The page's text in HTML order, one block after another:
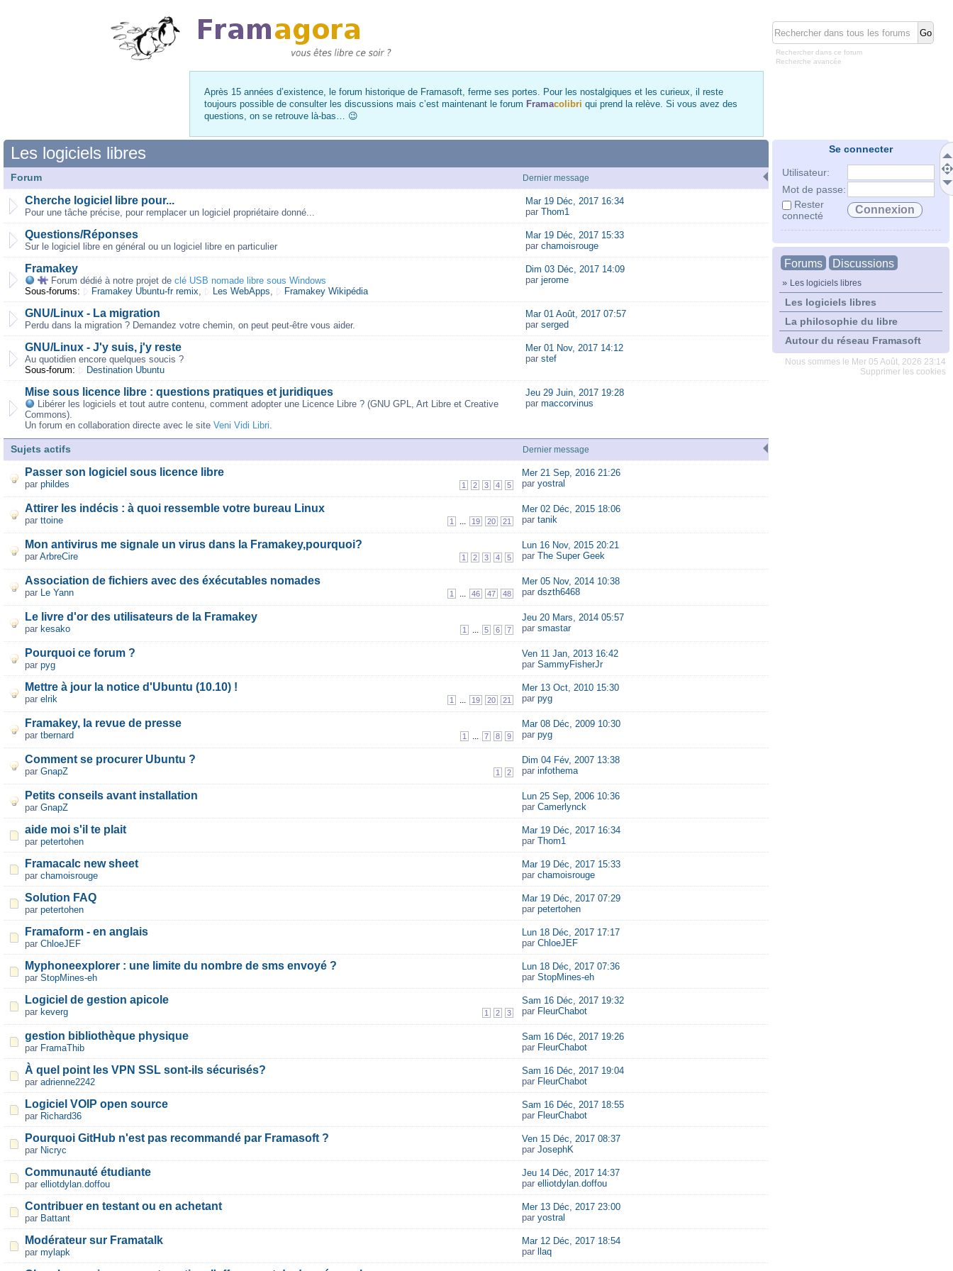
Rechercher dans ce forum
Recherche avancée
Après 15 années d’existence, le forum historique de Framasoft, ferme ses portes. Pour les nostalgiques et les curieux, il reste
toujours possible de consulter les discussions mais c’est maintenant le forum Framacolibri qui prend la relève. Si vous avez des
questions, on se retrouve là-bas… 😉
Se connecter
Utilisateur:
Mot de passe:
Rester
connecté
Forums Discussions
» Les logiciels libres
Les logiciels libres
La philosophie du libre
Autour du réseau Framasoft
Nous sommes le Mer 05 Août, 2026 23:14
Supprimer les cookies
Les logiciels libres
Forum Dernier message
Cherche logiciel libre pour...
Pour une tâche précise, pour remplacer un logiciel propriétaire donné...
Mar 19 Déc, 2017 16:34
par Thom1
Questions/Réponses
Sur le logiciel libre en général ou un logiciel libre en particulier
Mar 19 Déc, 2017 15:33
par chamoisrouge
Framakey
Forum dédié à notre projet de clé USB nomade libre sous Windows
Sous-forums:
Framakey Ubuntu-fr remix, Les WebApps, Framakey Wikipédia
Dim 03 Déc, 2017 14:09
par jerome
GNU/Linux - La migration
Perdu dans la migration ? Demandez votre chemin, on peut peut-être vous aider.
Mar 01 Août, 2017 07:57
par serged
GNU/Linux - J'y suis, j'y reste
Au quotidien encore quelques soucis ?
Sous-forum:
Destination Ubuntu
Mer 01 Nov, 2017 14:12
par stef
Mise sous licence libre : questions pratiques et juridiques
Libérer les logiciels et tout autre contenu, comment adopter une Licence Libre ? (GNU GPL, Art Libre et Creative
Commons).
Un forum en collaboration directe avec le site Veni Vidi Libri.
Jeu 29 Juin, 2017 19:28
par maccorvinus
Sujets actifs Dernier message
Passer son logiciel sous licence libre
1 2 3 4 5
par phildes
Mer 21 Sep, 2016 21:26
par yostral
Attirer les indécis : à quoi ressemble votre bureau Linux
1 ... 19 20 21
par ttoine
Mer 02 Déc, 2015 18:06
par tanik
Mon antivirus me signale un virus dans la Framakey,pourquoi?
1 2 3 4 5
par ArbreCire
Lun 16 Nov, 2015 20:21
par The Super Geek
Association de fichiers avec des éxécutables nomades
1 ... 46 47 48
par Le Yann
Mer 05 Nov, 2014 10:38
par dszth6468
Le livre d'or des utilisateurs de la Framakey
1 ... 5 6 7
par kesako
Jeu 20 Mars, 2014 05:57
par smastar
Pourquoi ce forum ?
par pyg
Ven 11 Jan, 2013 16:42
par SammyFisherJr
Mettre à jour la notice d'Ubuntu (10.10) !
1 ... 19 20 21
par elrik
Mer 13 Oct, 2010 15:30
par pyg
Framakey, la revue de presse
1 ... 7 8 9
par tbernard
Mar 08 Déc, 2009 10:30
par pyg
Comment se procurer Ubuntu ?
1 2
par GnapZ
Dim 04 Fév, 2007 13:38
par infothema
Petits conseils avant installation
par GnapZ
Lun 25 Sep, 2006 10:36
par Camerlynck
aide moi s'il te plait
par petertohen
Mar 19 Déc, 2017 16:34
par Thom1
Framacalc new sheet
par chamoisrouge
Mar 19 Déc, 2017 15:33
par chamoisrouge
Solution FAQ
par petertohen
Mar 19 Déc, 2017 07:29
par petertohen
Framaform - en anglais
par ChloeJEF
Lun 18 Déc, 2017 17:17
par ChloeJEF
Myphoneexplorer : une limite du nombre de sms envoyé ?
par StopMines-eh
Lun 18 Déc, 2017 07:36
par StopMines-eh
Logiciel de gestion apicole
1 2 3
par keverg
Sam 16 Déc, 2017 19:32
par FleurChabot
gestion bibliothèque physique
par FramaThib
Sam 16 Déc, 2017 19:26
par FleurChabot
À quel point les VPN SSL sont-ils sécurisés?
par adrienne2242
Sam 16 Déc, 2017 19:04
par FleurChabot
Logiciel VOIP open source
par Richard36
Sam 16 Déc, 2017 18:55
par FleurChabot
Pourquoi GitHub n'est pas recommandé par Framasoft ?
par Nicryc
Ven 15 Déc, 2017 08:37
par JosephK
Communauté étudiante
par elliotdylan.doffou
Jeu 14 Déc, 2017 14:37
par elliotdylan.doffou
Contribuer en testant ou en achetant
par Battant
Mer 13 Déc, 2017 23:00
par yostral
Modérateur sur Framatalk
par mylapk
Mar 12 Déc, 2017 18:54
par
llaq